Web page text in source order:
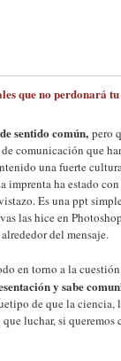
que no perdonará
sentido común, pero
comunicación que
una fuerte
imprenta ha estado
Es una ppt
las hice en
del mensaje.
en torno a la
y sabe
de que la
luchar, si queremos